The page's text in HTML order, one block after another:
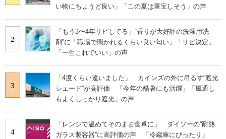
い物にちょうど良い」「この夏は重宝しそう」の声
2
「もう3〜4年リピしてる」“香りが大好評の洗濯用洗
剤”に「職場で聞かれるくらい良い匂い」「リピ決定」
「一生これでいい」の声
3
「4度くらい違いました」 カインズの外に吊るす“遮光
シェード”が高評価 「今年の酷暑にも活躍」「風通し
もよくしっかり遮光」の声
4
「レンジで温めてそのまま食卓に」 ダイソーの“耐熱
ガラス製容器”に高評価の声 「冷蔵庫にぴったり」